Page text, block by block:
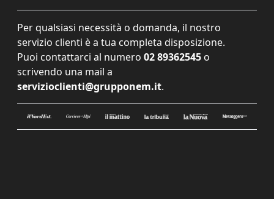
Per qualsiasi necessità o domanda, il nostro
servizio clienti è a tua completa disposizione.
Puoi contattarci al numero 02 89362545 o
scrivendo una mail a
servizioclienti@grupponem.it.